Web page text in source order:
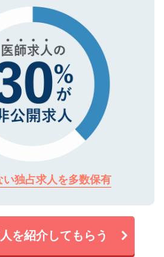
に関してもご安心ください。
い独占求人を多数保有
を紹介してもらう